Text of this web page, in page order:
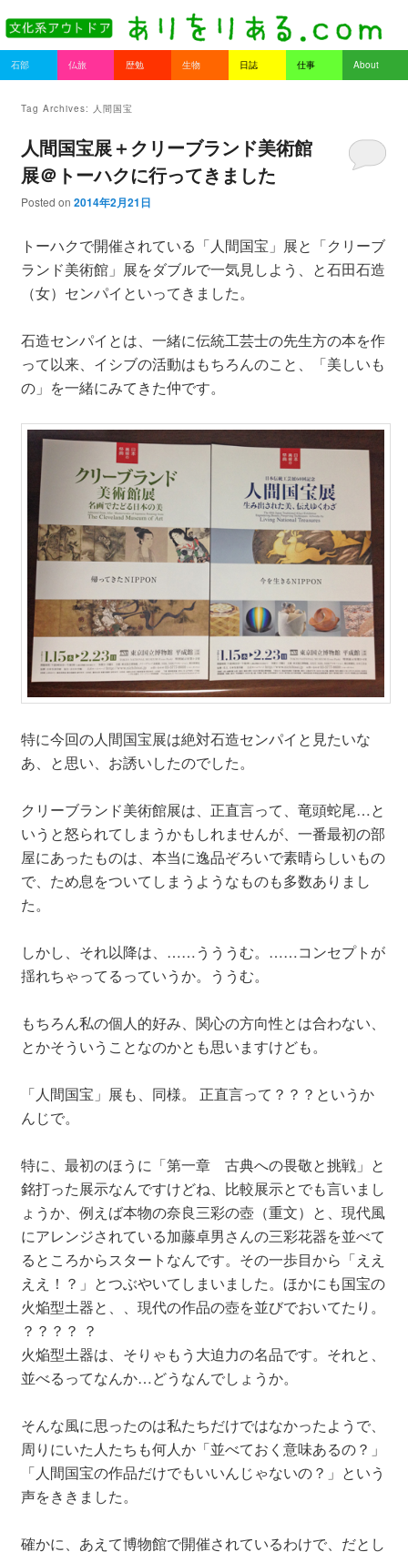
Main menu
Skip to primary content
Skip to secondary content
石部 仏旅 歴勉 生物 日誌 仕事 About
Tag Archives: 人間国宝
人間国宝展＋クリーブランド美術館
展＠トーハクに行ってきました
Posted on 2014年2月21日
トーハクで開催されている「人間国宝」展と「クリーブ
ランド美術館」展をダブルで一気見しよう、と石田石造
（女）センパイといってきました。
石造センパイとは、一緒に伝統工芸士の先生方の本を作
って以来、イシブの活動はもちろんのこと、「美しいも
の」を一緒にみてきた仲です。
特に今回の人間国宝展は絶対石造センパイと見たいな
あ、と思い、お誘いしたのでした。
クリーブランド美術館展は、正直言って、竜頭蛇尾…と
いうと怒られてしまうかもしれませんが、一番最初の部
屋にあったものは、本当に逸品ぞろいで素晴らしいもの
で、ため息をついてしまうようなものも多数ありまし
た。
しかし、それ以降は、……うううむ。……コンセプトが
揺れちゃってるっていうか。ううむ。
もちろん私の個人的好み、関心の方向性とは合わない、
とかそういうことなのかとも思いますけども。
「人間国宝」展も、同様。 正直言って？？？というか
んじで。
特に、最初のほうに「第一章 古典への畏敬と挑戦」と
銘打った展示なんですけどね、比較展示とでも言いまし
ょうか、例えば本物の奈良三彩の壺（重文）と、現代風
にアレンジされている加藤卓男さんの三彩花器を並べて
るところからスタートなんです。その一歩目から「ええ
ええ！？」とつぶやいてしまいました。ほかにも国宝の
火焔型土器と、、現代の作品の壺を並びでおいてたり。
？？？？ ？
火焔型土器は、そりゃもう大迫力の名品です。それと、
並べるってなんか…どうなんでしょうか。
そんな風に思ったのは私たちだけではなかったようで、
周りにいた人たちも何人か「並べておく意味あるの？」
「人間国宝の作品だけでもいいんじゃないの？」という
声をききました。
確かに、あえて博物館で開催されているわけで、だとし